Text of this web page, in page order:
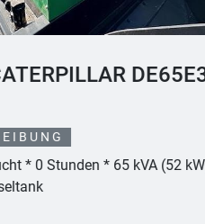
DE33
* Motor: Caterpillar C3.3
35.89 PS *